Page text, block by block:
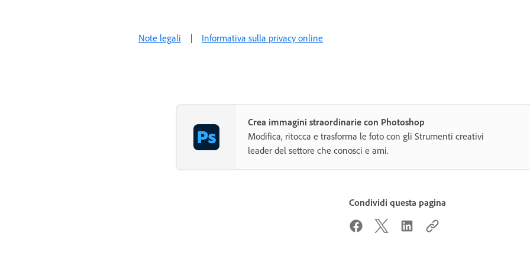
Note legali | Informativa sulla privacy online
Crea immagini straordinarie con Photoshop
Modifica, ritocca e trasforma le foto con gli Strumenti creativi
leader del settore che conosci e ami.
Condividi questa pagina